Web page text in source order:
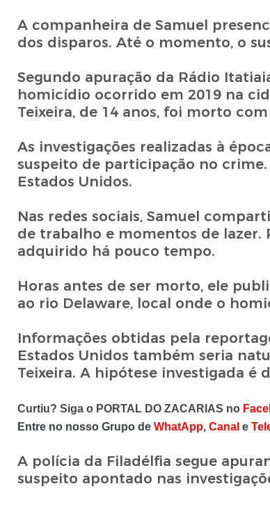
A companheira de Samuel
dos disparos. Até o momento, o
Segundo apuração da Rádio
homicídio ocorrido em 2019 na
Teixeira, de 14 anos, foi morto
As investigações realizadas à
suspeito de participação no
Estados Unidos.
Nas redes sociais, Samuel
de trabalho e momentos de
adquirido há pouco tempo.
Horas antes de ser morto, ele
ao rio Delaware, local onde o
Informações obtidas pela
Estados Unidos também seria
Teixeira. A hipótese investigada é
Curtiu? Siga o PORTAL DO ZACARIAS no
Entre no nosso Grupo de WhatApp, Canal e
A polícia da Filadélfia segue
suspeito apontado nas